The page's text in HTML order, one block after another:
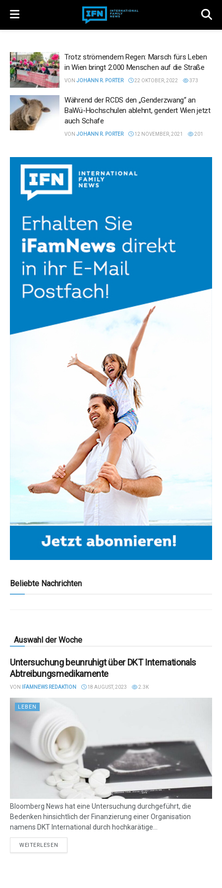
Trotz strömendem Regen: Marsch fürs Leben
in Wien bringt 2.000 Menschen auf die Straße
VON JOHANN R. PORTER 22 OKTOBER, 2022 373
Während der RCDS den „Genderzwang“ an
BaWü-Hochschulen ablehnt, gendert Wien jetzt
auch Schafe
VON JOHANN R. PORTER 12 NOVEMBER, 2021 201
Beliebte Nachrichten
Auswahl der Woche
Untersuchung beunruhigt über DKT Internationals
Abtreibungsmedikamente
VON IFAMNEWS REDAKTION 18 AUGUST, 2023 2.3K
LEBEN
Bloomberg News hat eine Untersuchung durchgeführt, die
Bedenken hinsichtlich der Finanzierung einer Organisation
namens DKT International durch hochkarätige...
WEITERLESEN